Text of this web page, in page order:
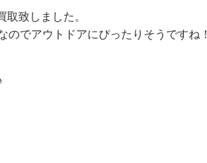
致しました。
でアウトドアにぴったりそうですね！